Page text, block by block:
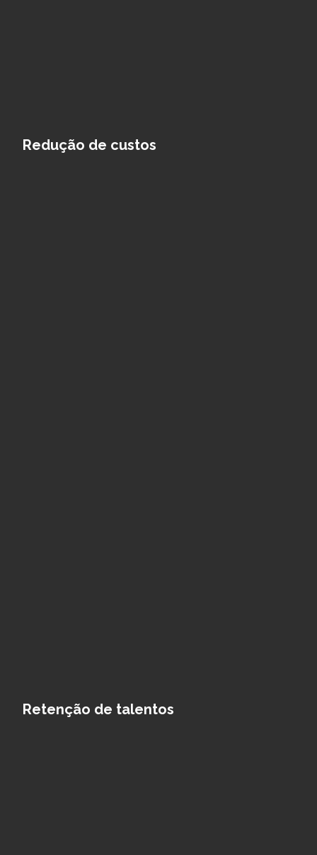
Redução de custos
Retenção de talentos